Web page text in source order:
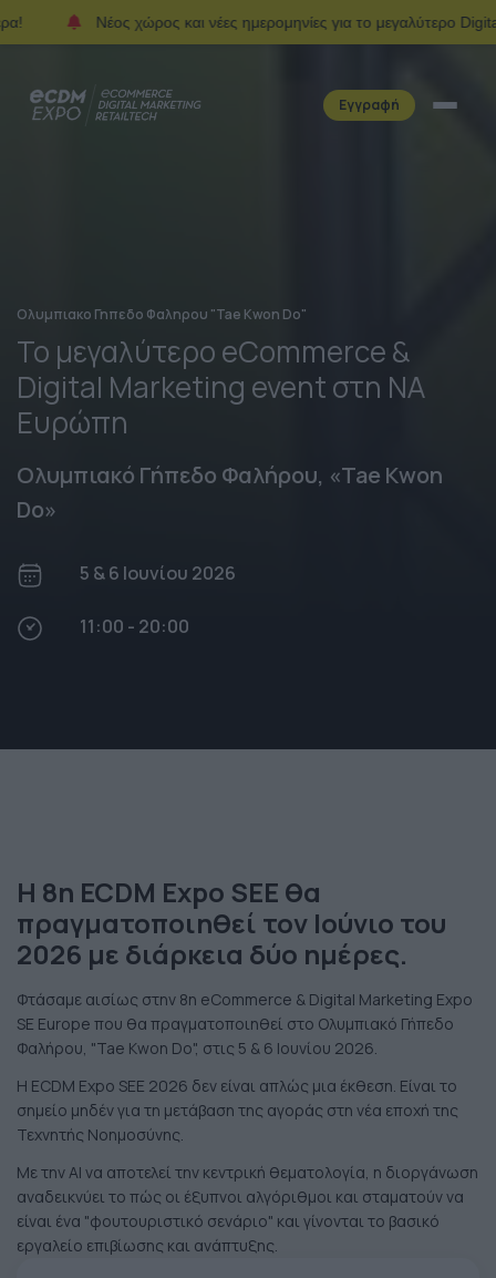
χώρος και νέες ημερομηνίες για το μεγαλύτερο Digital Event
Εγγραφή
Ολυμπιακο Γηπεδο Φαληρου "Tae Kwon Do"
Το μεγαλύτερο eCommerce &
Digital Marketing event στη ΝA
Ευρώπη
Ολυμπιακό Γήπεδο Φαλήρου, «Tae Kwon
Do»
5 & 6 Ιουνίου 2026
11:00 - 20:00
Η 8η ECDM Expo SEE θα
πραγματοποιηθεί τον Ιούνιο του
2026 με διάρκεια δύο ημέρες.
Φτάσαμε αισίως στην 8η eCommerce & Digital Marketing Expo
SE Europe που θα πραγματοποιηθεί στο Ολυμπιακό Γήπεδο
Φαλήρου, "Tae Kwon Do", στις 5 & 6 Ιουνίου 2026.
Η ECDM Expo SEE 2026 δεν είναι απλώς μια έκθεση. Είναι το
σημείο μηδέν για τη μετάβαση της αγοράς στη νέα εποχή της
Τεχνητής Νοημοσύνης.
Με την AI να αποτελεί την κεντρική θεματoλογία, η διοργάνωση
αναδεικνύει το πώς οι έξυπνοι αλγόριθμοι και σταματούν να
είναι ένα "φουτουριστικό σενάριο" και γίνονται το βασικό
εργαλείο επιβίωσης και ανάπτυξης.